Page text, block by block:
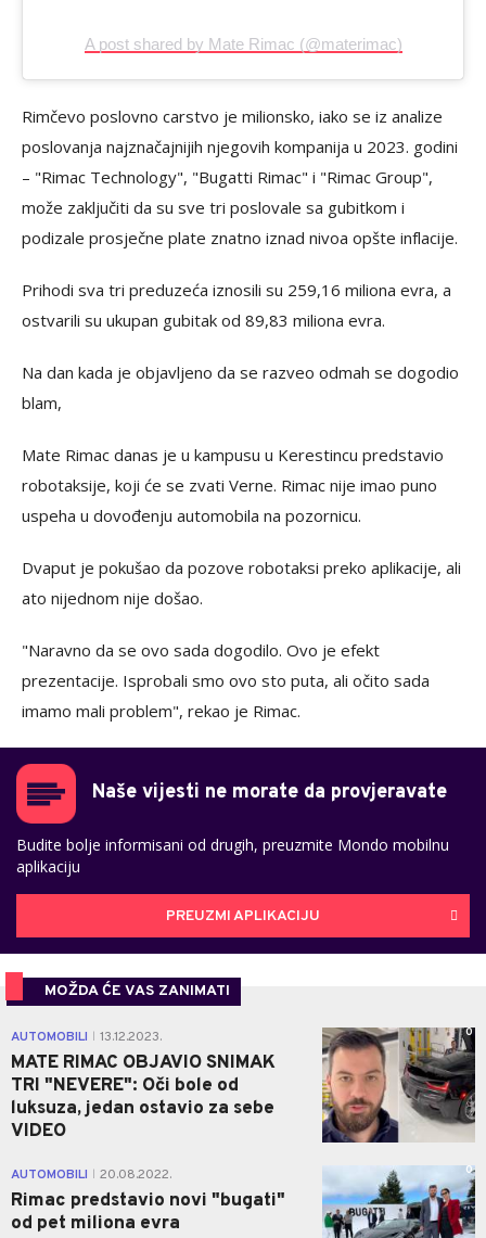
A post shared by Mate Rimac (@materimac)
Rimčevo poslovno carstvo je milionsko, iako se iz analize
poslovanja najznačajnijih njegovih kompanija u 2023. godini
– "Rimac Technology", "Bugatti Rimac" i "Rimac Group",
može zaključiti da su sve tri poslovale sa gubitkom i
podizale prosječne plate znatno iznad nivoa opšte inflacije.
Prihodi sva tri preduzeća iznosili su 259,16 miliona evra, a
ostvarili su ukupan gubitak od 89,83 miliona evra.
Na dan kada je objavljeno da se razveo odmah se dogodio
blam,
Mate Rimac danas je u kampusu u Kerestincu predstavio
robotaksije, koji će se zvati Verne. Rimac nije imao puno
uspeha u dovođenju automobila na pozornicu.
Dvaput je pokušao da pozove robotaksi preko aplikacije, ali
ato nijednom nije došao.
"Naravno da se ovo sada dogodilo. Ovo je efekt
prezentacije. Isprobali smo ovo sto puta, ali očito sada
imamo mali problem", rekao je Rimac.
Naše vijesti ne morate da provjeravate
Budite bolje informisani od drugih, preuzmite Mondo mobilnu
aplikaciju
PREUZMI APLIKACIJU
MOŽDA ĆE VAS ZANIMATI
AUTOMOBILI 13.12.2023.
MATE RIMAC OBJAVIO SNIMAK
TRI "NEVERE": Oči bole od
luksuza, jedan ostavio za sebe
VIDEO
0
AUTOMOBILI 20.08.2022.
Rimac predstavio novi "bugati"
od pet miliona evra
0